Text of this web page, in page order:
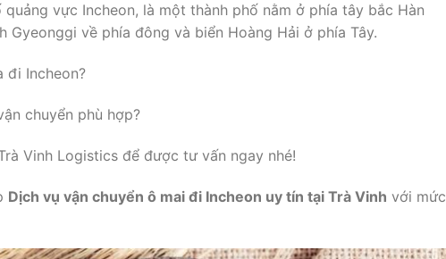
vực Incheon, là một thành phố nằm ở phía tây bắc Hàn
Gyeonggi về phía đông và biển Hoàng Hải ở phía Tây.
đi Incheon?
chuyển phù hợp?
Vinh Logistics để được tư vấn ngay nhé!
Dịch vụ vận chuyển ô mai đi Incheon uy tín tại Trà Vinh với mức